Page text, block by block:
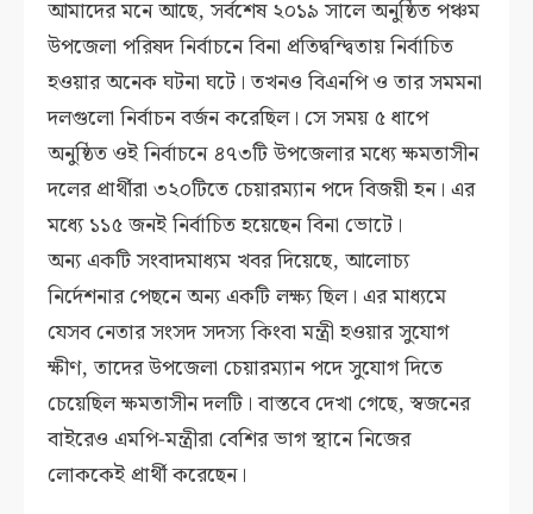
আমাদের মনে আছে, সর্বশেষ ২০১৯ সালে অনুষ্ঠিত পঞ্চম
উপজেলা পরিষদ নির্বাচনে বিনা প্রতিদ্বন্দ্বিতায় নির্বাচিত
হওয়ার অনেক ঘটনা ঘটে। তখনও বিএনপি ও তার সমমনা
দলগুলো নির্বাচন বর্জন করেছিল। সে সময় ৫ ধাপে
অনুষ্ঠিত ওই নির্বাচনে ৪৭৩টি উপজেলার মধ্যে ক্ষমতাসীন
দলের প্রার্থীরা ৩২০টিতে চেয়ারম্যান পদে বিজয়ী হন। এর
মধ্যে ১১৫ জনই নির্বাচিত হয়েছেন বিনা ভোটে।
অন্য একটি সংবাদমাধ্যম খবর দিয়েছে, আলোচ্য
নির্দেশনার পেছনে অন্য একটি লক্ষ্য ছিল। এর মাধ্যমে
যেসব নেতার সংসদ সদস্য কিংবা মন্ত্রী হওয়ার সুযোগ
ক্ষীণ, তাদের উপজেলা চেয়ারম্যান পদে সুযোগ দিতে
চেয়েছিল ক্ষমতাসীন দলটি। বাস্তবে দেখা গেছে, স্বজনের
বাইরেও এমপি-মন্ত্রীরা বেশির ভাগ স্থানে নিজের
লোককেই প্রার্থী করেছেন।